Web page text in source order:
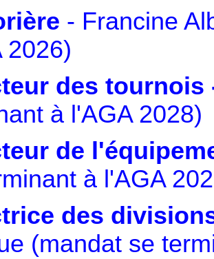
- Francine
2026)
des tournois
à l'AGA 2028)
de
à l'AGA
des
(mandat se